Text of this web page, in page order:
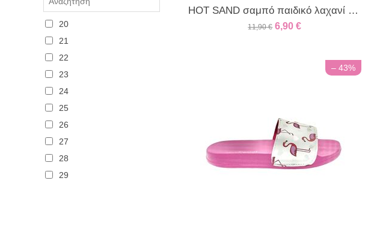
20
21
22
23
24
25
26
27
28
29
HOT SAND σαμπό παιδικό λαχανί φλοράλ
11,90 € 6,90 €
– 43%